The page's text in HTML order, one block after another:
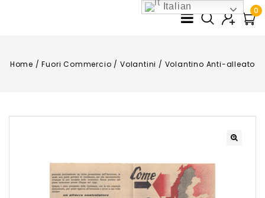
0
Home /Fuori Commercio / Volantini / Volantino Anti-alleato
Italian